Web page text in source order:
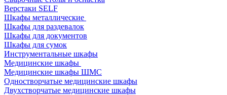
Верстаки SELF
Шкафы металлические
Шкафы для раздевалок
Шкафы для документов
Шкафы для сумок
Инструментальные шкафы
Медицинские шкафы
Медицинские шкафы ШМС
Одностворчатые медицинские шкафы
Двухстворчатые медицинские шкафы